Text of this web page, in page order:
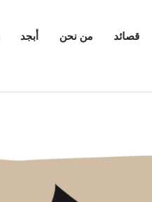
أبجد من نحن قصائد